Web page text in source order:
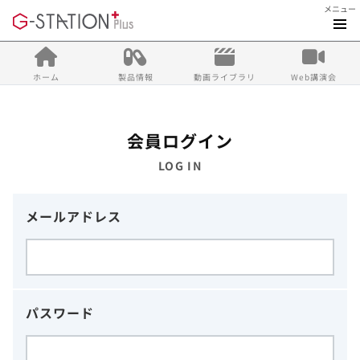
メニュー
ホーム 製品情報 動画ライブラリ Web講演会
会員ログイン
LOG IN
メールアドレス
パスワード